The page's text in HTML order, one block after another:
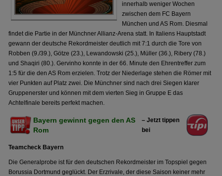
innerhalb weniger Wochen
zwischen dem FC Bayern
München und AS Rom. Diesmal
findet die Partie in der Münchner Allianz-Arena statt. In Italiens Hauptstadt
gewann der deutsche Rekordmeister deutlich mit 7:1 durch die Tore von
Robben (9./39.), Götze (23.), Lewandowski (25.), Müller (36.), Ribery (78.)
und Shaqiri (80.). Gervinho konnte in der 66. Minute den Ehrentreffer zum
1:5 für die den AS Rom erzielen. Trotz der Niederlage stehen die Römer mit
vier Punkten auf Platz zwei. Die Münchner sind nach drei Siegen klarer
Gruppenerster und können mit dem vierten Sieg in Gruppe E das
Achtelfinale bereits perfekt machen.
Bayern gewinnt gegen den AS
Rom
– Jetzt tippen
bei
Teamcheck Bayern
Die Generalprobe ist für den deutschen Rekordmeister im Topspiel gegen
Borussia Dortmund geglückt. Der Erzrivale, der diese Saison keiner mehr